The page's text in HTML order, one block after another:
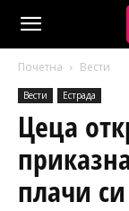
Почетна Вести
Вести Естрада
Цеца
плачи